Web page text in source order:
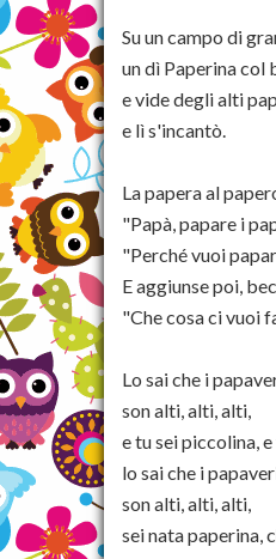
Su un campo di
un dì Paperina col
e vide degli alti
e lì s'incantò.
La papera al
"Papà, papare i
"Perché vuoi
E aggiunse poi,
"Che cosa ci vuoi
Lo sai che i
son alti, alti, alti,
e tu sei piccolina,
lo sai che i
son alti, alti, alti,
sei nata paperina,